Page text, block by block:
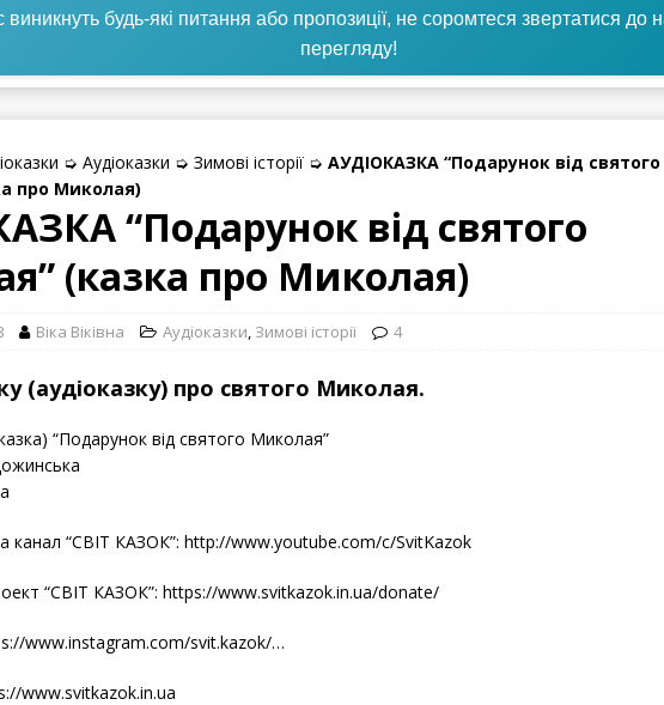
будь-які питання або пропозиції, не соромтеся звертатися до
перегляду!
➭ Аудіоказки ➭ Зимові історії➭ АУДІОКАЗКА “Подарунок від святого
про Миколая)
“Подарунок від святого
(казка про Миколая)
Віка Вiківна Аудіоказки Зимові історії 4
(аудіоказку) про святого Миколая.
“Подарунок від святого Миколая”
канал “СВІТ КАЗОК”: http://www.youtube.com/c/SvitKazok
“СВІТ КАЗОК”: https://www.svitkazok.in.ua/donate/
www.instagram.com/svit.kazok/…
www.svitkazok.in.ua